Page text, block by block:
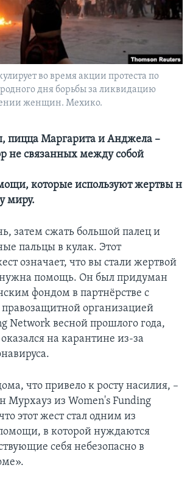
во время акции протеста по
дня борьбы за ликвидацию
женщин. Мехико.
пицца Маргарита и Анджела –
не связанных между собой
которые используют жертвы н
миру.
затем сжать большой палец и
пальцы в кулак. Этот
означает, что вы стали жертвой
помощь. Он был придуман
фондом в партнёрстве с
организацией
Network весной прошлого года,
на карантине из-за
что привело к росту насилия, –
Мурхауз из Women's Funding
этот жест стал одним из
в которой нуждаются
себя небезопасно в